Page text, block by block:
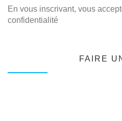
En vous inscrivant, vous
confidentialité
FAIRE